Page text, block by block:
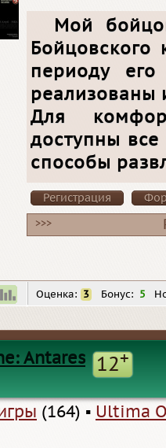
Мой
периоду
реализованы
Для
доступны
способы
Регистрация
>>>
Оценка: 3 Бонус: 5
Antares 12+
(164) ▪ Ultima